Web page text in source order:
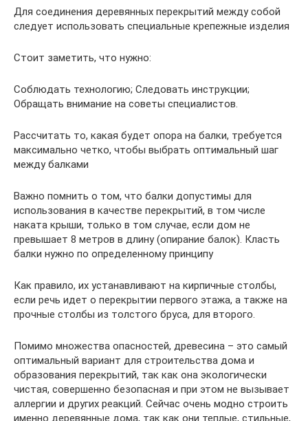
Для соединения деревянных перекрытий между собой
следует использовать специальные крепежные изделия
Стоит заметить, что нужно:
Соблюдать технологию; Следовать инструкции;
Обращать внимание на советы специалистов.
Рассчитать то, какая будет опора на балки, требуется
максимально четко, чтобы выбрать оптимальный шаг
между балками
Важно помнить о том, что балки допустимы для
использования в качестве перекрытий, в том числе
наката крыши, только в том случае, если дом не
превышает 8 метров в длину (опирание балок). Класть
балки нужно по определенному принципу
Как правило, их устанавливают на кирпичные столбы,
если речь идет о перекрытии первого этажа, а также на
прочные столбы из толстого бруса, для второго.
Помимо множества опасностей, древесина – это самый
оптимальный вариант для строительства дома и
образования перекрытий, так как она экологически
чистая, совершенно безопасная и при этом не вызывает
аллергии и других реакций. Сейчас очень модно строить
именно деревянные дома, так как они теплые, стильные,